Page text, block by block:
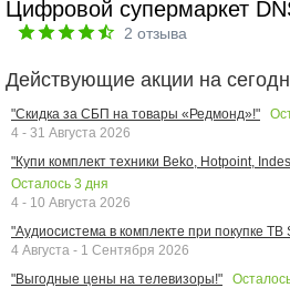
Цифровой супермаркет
2 отзыва
Действующие акции на
"Скидка за СБП на товары «Редмонд»!"
4 - 31 Августа 2026
"Купи комплект техники Beko, Hotpoint,
Осталось 3 дня
4 - 10 Августа 2026
"Аудиосистема в комплекте при покупке ТВ
4 Августа - 1 Сентября 2026
"Выгодные цены на телевизоры!"